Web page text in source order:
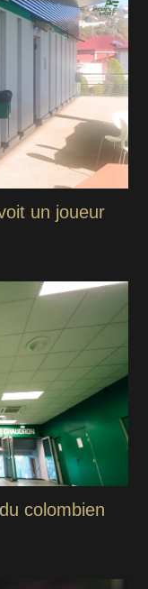
un joueur
colombien